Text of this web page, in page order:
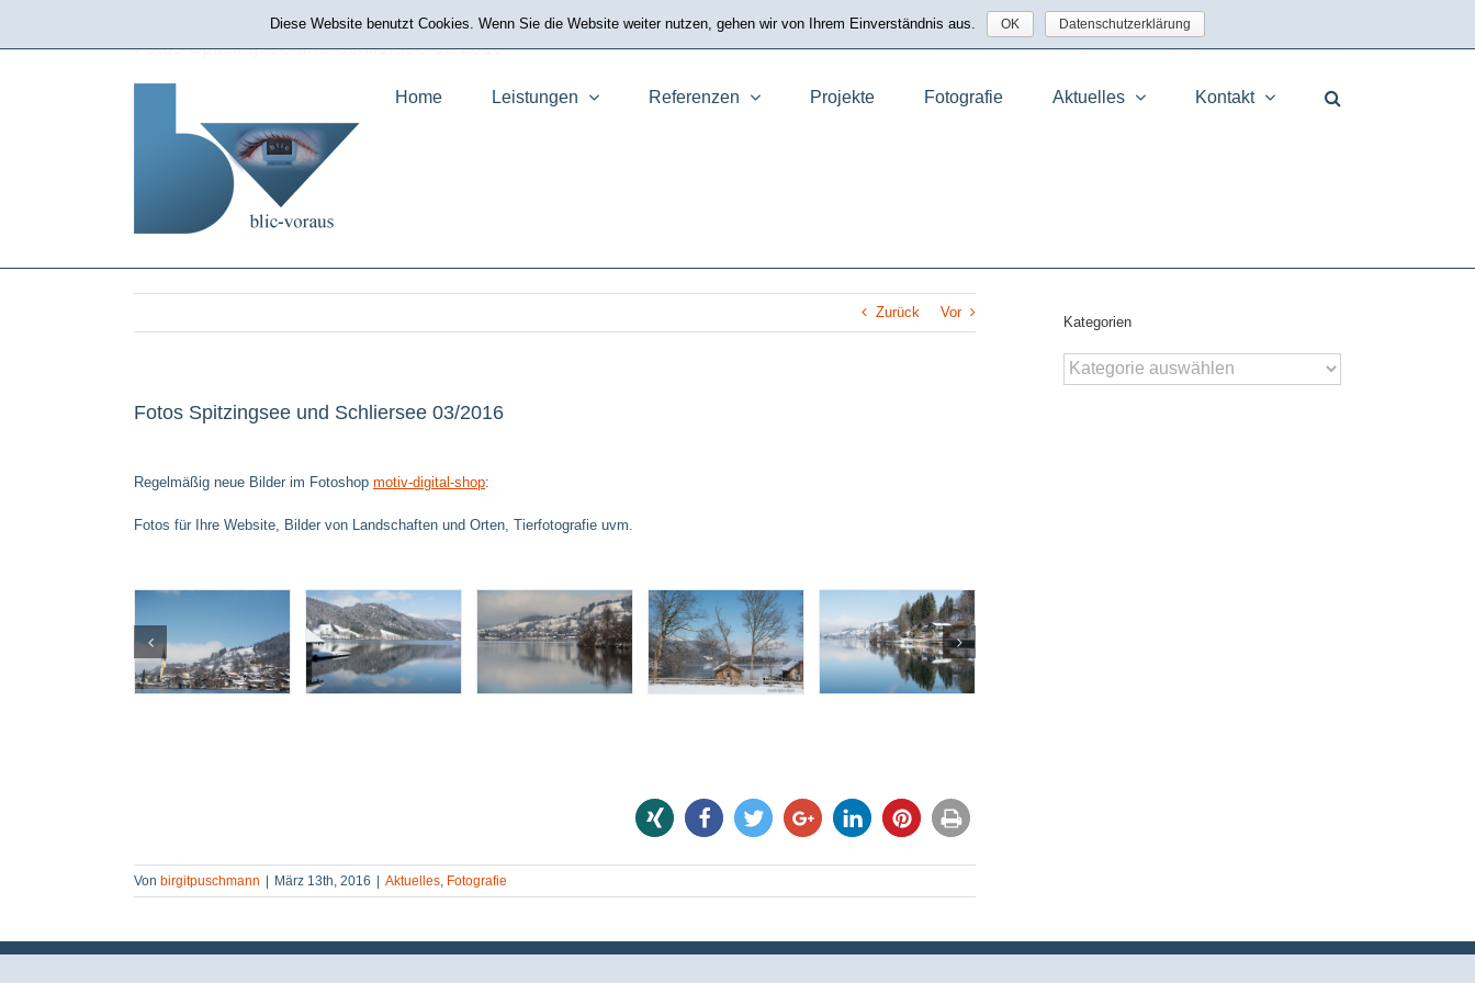
springen
Mobil erreichbar: 0171 514 76 86 | bp@blic-voraus.de
Home Leistungen Referenzen Projekte Fotografie Aktuelles Kontakt
Fotos Spitzingsee und Schliersee 03/2016 Startseite / Aktuelles / Fotografie / Fotos Spitzingsee und Schliersee 03/2016
Zurück Vor
Fotos Spitzingsee und Schliersee 03/2016
Regelmäßig neue Bilder im Fotoshop motiv-digital-shop:
Fotos für Ihre Website, Bilder von Landschaften und Orten, Tierfotografie uvm.
Von birgitpuschmann | März 13th, 2016 | Aktuelles, Fotografie
Kategorien
Kategorien
Diese Website benutzt Cookies. Wenn Sie die Website weiter nutzen, gehen wir von Ihrem Einverständnis aus. OK Datenschutzerklärung